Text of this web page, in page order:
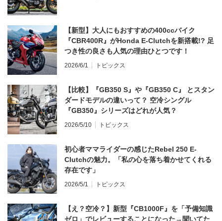
【新型】大人にもおすすめの400ccバイク
『CBR400R』がHonda E-Clutchを新搭載!? 足
つき性の良さも人気の理由ひとつです！
2026/6/1 トピックス
【比較】『GB350 S』や『GB350 C』 とスタン
ダードモデルの違いって？ 空冷シングル
『GB350』シリーズはどれが人気？
2026/5/10 トピックス
初心者ママライダーの感じたRebel 250 E-
Clutchの魅力。「私の心を落ち着かせてくれる
存在です」
2026/5/1 トピックス
【え？空冷？】新型『CB1000F』を「予備知識
ゼロ」でレビューすることになった→聞いてた